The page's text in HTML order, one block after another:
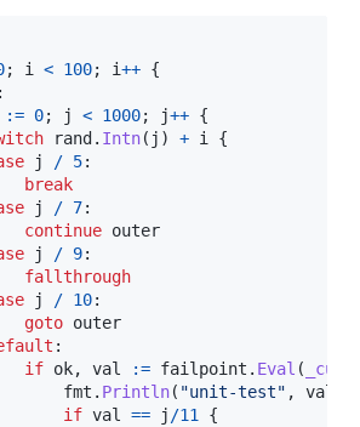
; i < 100; i++ {
:
:= 0; j < 1000; j++ {
rand . Intn( j ) + i {
j / 5:
break
j / 7:
continue outer
j / 9:
fallthrough
j / 10:
goto outer
:
if ok, val := failpoint . Eval (
fmt
. Println( "unit-test" , val
if val == j/11 {